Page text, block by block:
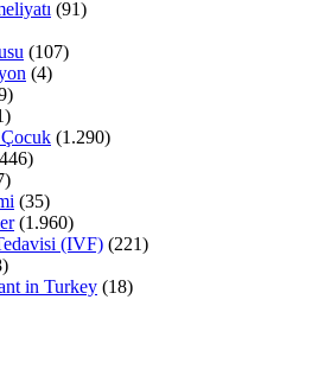
(91)
(107)
(4)
(1.290)
(35)
(1.960)
(IVF) (221)
in Turkey (18)